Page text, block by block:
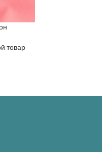
товар